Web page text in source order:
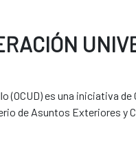
(OCUD) es una iniciativa
de Asuntos Exteriores y